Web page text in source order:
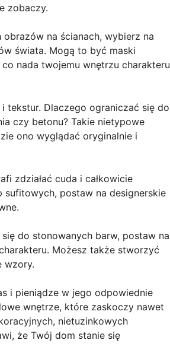
zobaczy.
na ścianach, wybierz na
świata. Mogą to być maski
nada twojemu wnętrzu charakteru
tekstur. Dlaczego ograniczać się do
czy betonu? Takie nietypowe
ono wyglądać oryginalnie i
zdziałać cuda i całkowicie
postaw na designerskie
do stonowanych barw, postaw na
Możesz także stworzyć
wzory.
i pieniądze w jego odpowiednie
wnętrze, które zaskoczy nawet
nietuzinkowych
że Twój dom stanie się